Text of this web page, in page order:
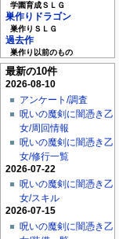
学園育成ＳＬＧ
巣作りドラゴン
巣作りＳＬＧ
過去作
巣作り以前のもの
最新の10件
2026-08-10
アンケート/調査
呪いの魔剣に闇憑き乙
女/周回情報
呪いの魔剣に闇憑き乙
女/修行一覧
2026-07-22
呪いの魔剣に闇憑き乙
女/スキル
2026-07-15
呪いの魔剣に闇憑き乙